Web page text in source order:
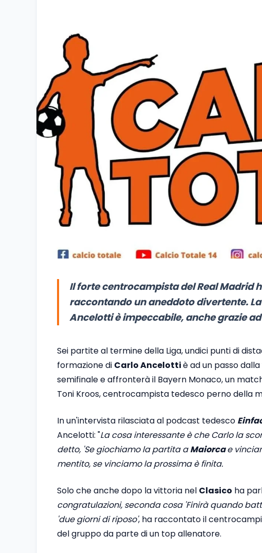
Il forte centrocampista del Real Madrid
raccontando un aneddoto divertente.
Ancelotti è impeccabile, anche grazie
Sei partite al termine della Liga, undici punti di
formazione di Carlo Ancelottiè ad un passo
semifinale e affronterà il Bayern Monaco, un
Toni Kroos, centrocampista tedesco perno della
In un'intervista rilasciata al podcast tedesco
Ancelotti: "La cosa interessante è che Carlo la
detto, 'Se giochiamo la partita aMaiorcae
mentito, se vinciamo la prossima è finita.
Solo che anche dopo la vittoria nel Clasico ha
congratulazioni, seconda cosa 'Finirà quando
'due giorni di riposo', ha raccontato il
del gruppo da parte di un top allenatore.